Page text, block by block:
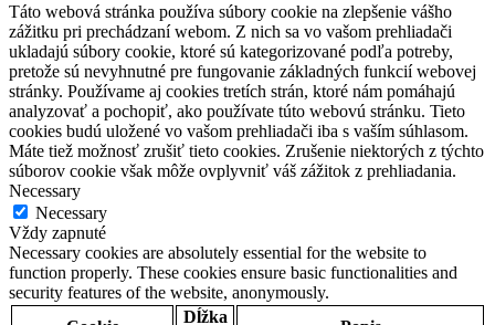
Táto webová stránka používa súbory cookie na zlepšenie vášho
zážitku pri prechádzaní webom. Z nich sa vo vašom prehliadači
ukladajú súbory cookie, ktoré sú kategorizované podľa potreby,
pretože sú nevyhnutné pre fungovanie základných funkcií webovej
stránky. Používame aj cookies tretích strán, ktoré nám pomáhajú
analyzovať a pochopiť, ako používate túto webovú stránku. Tieto
cookies budú uložené vo vašom prehliadači iba s vaším súhlasom.
Máte tiež možnosť zrušiť tieto cookies. Zrušenie niektorých z týchto
súborov cookie však môže ovplyvniť váš zážitok z prehliadania.
Necessary
Necessary
Vždy zapnuté
Necessary cookies are absolutely essential for the website to
function properly. These cookies ensure basic functionalities and
security features of the website, anonymously.
Dĺžka